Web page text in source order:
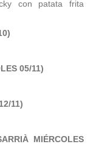
con patata frita
05/11)
11)
MIÉRCOLES